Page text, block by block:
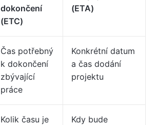
dokončení
(ETC)
(ETA)
Čas potřebný
k dokončení
zbývající
práce
Konkrétní datum
a čas dodání
projektu
Kolik času je
Kdy bude